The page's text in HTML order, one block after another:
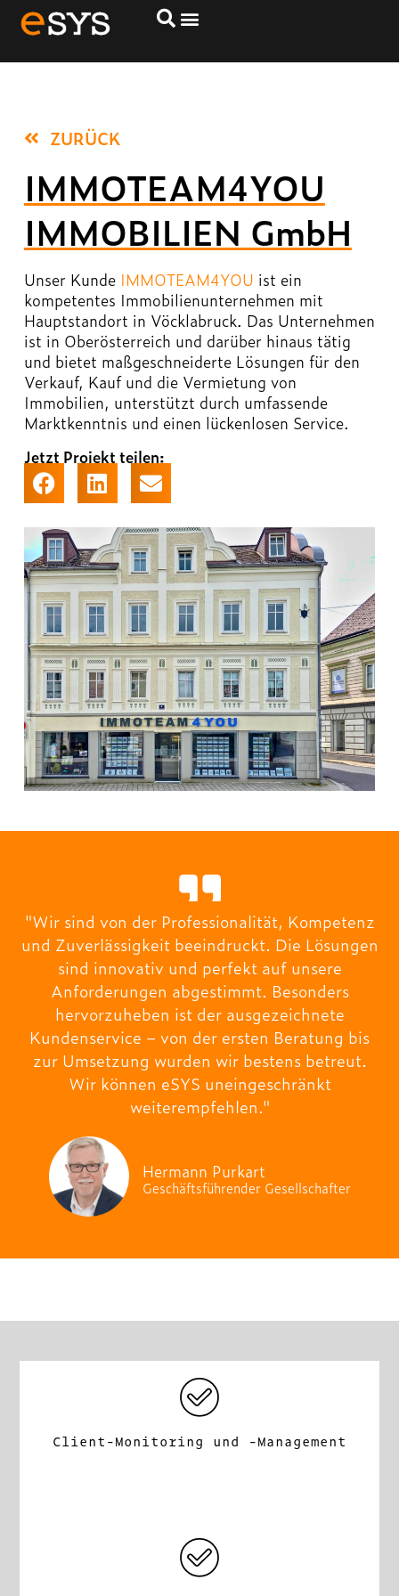
IMMOBILIEN GmbH
ZURÜCK
IMMOTEAM4YOU
IMMOBILIEN GmbH
Unser Kunde IMMOTEAM4YOU ist ein
kompetentes Immobilienunternehmen mit
Hauptstandort in Vöcklabruck. Das Unternehmen
ist in Oberösterreich und darüber hinaus tätig
und bietet maßgeschneiderte Lösungen für den
Verkauf, Kauf und die Vermietung von
Immobilien, unterstützt durch umfassende
Marktkenntnis und einen lückenlosen Service.
Jetzt Projekt teilen:
"Wir sind von der Professionalität, Kompetenz
und Zuverlässigkeit beeindruckt. Die Lösungen
sind innovativ und perfekt auf unsere
Anforderungen abgestimmt. Besonders
hervorzuheben ist der ausgezeichnete
Kundenservice – von der ersten Beratung bis
zur Umsetzung wurden wir bestens betreut.
Wir können eSYS uneingeschränkt
weiterempfehlen."
Hermann Purkart
Geschäftsführender Gesellschafter
Client-Monitoring und -Management